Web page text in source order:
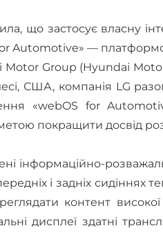
що застосує власну
Automotive» —
Group (Hyundai
США, компанія LG
«webOS for
покращити досвід
інформаційно-
і задніх сидіннях
контент
дисплеї здатні